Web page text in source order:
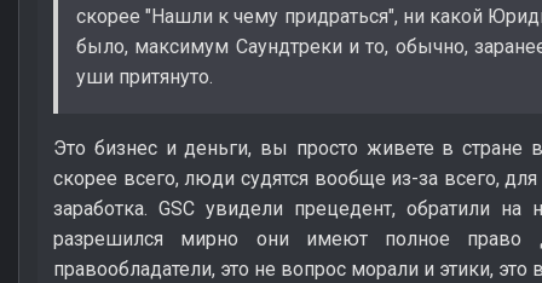
скорее "Нашли к чему придраться", ни какой
было, максимум Саундтреки и то, обычно,
уши притянуто.
Это бизнес и деньги, вы просто живете в стране
скорее всего, люди судятся вообще из-за всего,
заработка. GSC увидели прецедент, обратили
разрешился мирно они имеют полное право
правообладатели, это не вопрос морали и этики,